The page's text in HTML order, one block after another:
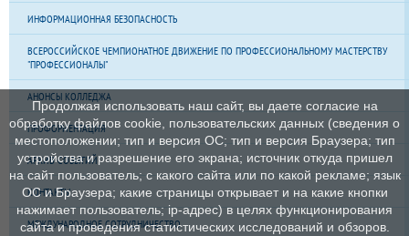
ИНФОРМАЦИОННАЯ БЕЗОПАСНОСТЬ
ВСЕРОССИЙСКОЕ ЧЕМПИОНАТНОЕ ДВИЖЕНИЕ ПО ПРОФЕССИОНАЛЬНОМУ МАСТЕРСТВУ
"ПРОФЕССИОНАЛЫ"
АНОНСЫ КОЛЛЕДЖА
ПРОФОРИЕНТАЦИЯ
АРХИВ СОБЫТИЙ
КОНТАКТЫ
МЕЖДУНАРОДНОЕ СОТРУДНИЧЕСТВО
Продолжая использовать наш сайт, вы даете согласие на
обработку файлов cookie, пользовательских данных (сведения о
местоположении; тип и версия ОС; тип и версия Браузера; тип
устройства и разрешение его экрана; источник откуда пришел
на сайт пользователь; с какого сайта или по какой рекламе; язык
ОС и Браузера; какие страницы открывает и на какие кнопки
нажимает пользователь; ip-адрес) в целях функционирования
сайта и проведения статистических исследований и обзоров.